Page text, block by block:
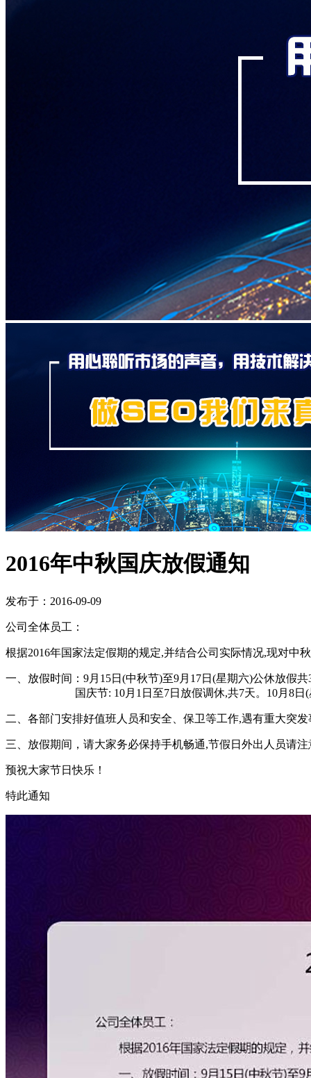
2016年中秋国庆放假通知
发布于：2016-09-09
公司全体员工：
根据2016年国家法定假期的规定,并结合公司实际情况,现对中
一、放假时间：9月15日(中秋节)至9月17日(星期六)公休放假
国庆节: 10月1日至7日放假调休,共7天。10月8日(星
二、各部门安排好值班人员和安全、保卫等工作,遇有重大突
三、放假期间，请大家务必保持手机畅通,节假日外出人员请
预祝大家节日快乐！
特此通知